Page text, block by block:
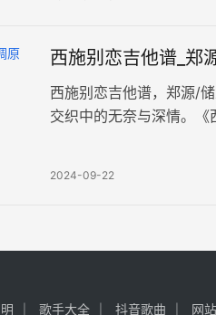
西施别恋吉他谱_郑
西施别恋吉他谱，郑源/
交织中的无奈与深情。《
2024-09-22
歌手大全 抖音歌曲 网